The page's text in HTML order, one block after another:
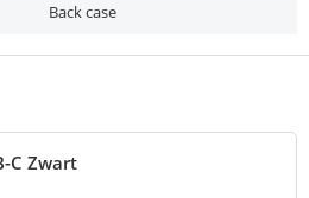
Back case
C Zwart